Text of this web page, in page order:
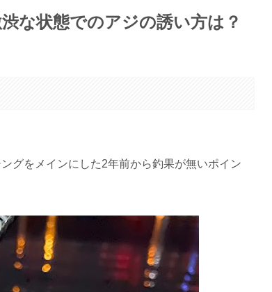
な状態でのアジの誘い方は？
グをメインにした2年前から釣果が無いポイン